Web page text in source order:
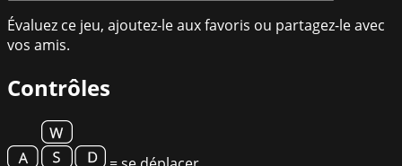
Évaluez ce jeu, ajoutez-le aux favoris ou partagez-le avec
vos amis.
Contrôles